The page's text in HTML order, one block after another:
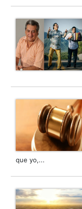
que yo,...